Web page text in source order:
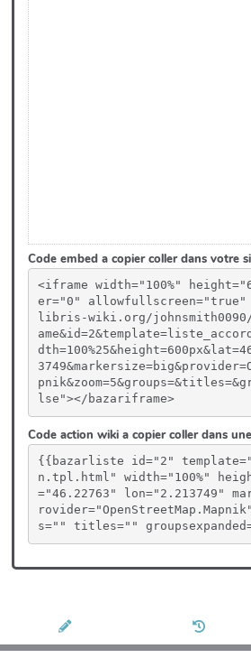
Code embed a copier coller dans votre
<iframe width="100%"
er="0"
libris-wiki.org/johnsmith0090/
lse"></bazariframe>
Code action wiki a copier coller dans
{{bazarliste id="2"
n.tpl.html" width="100%"
="46.22763" lon="2.213749"
s="" titles=""